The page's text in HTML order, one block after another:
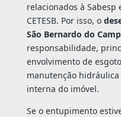
relacionados à
CETESB. Por isso, o
São Bernardo do
responsabilidade,
envolvimento de
manutenção
interna do imóvel.
Se o entupimento